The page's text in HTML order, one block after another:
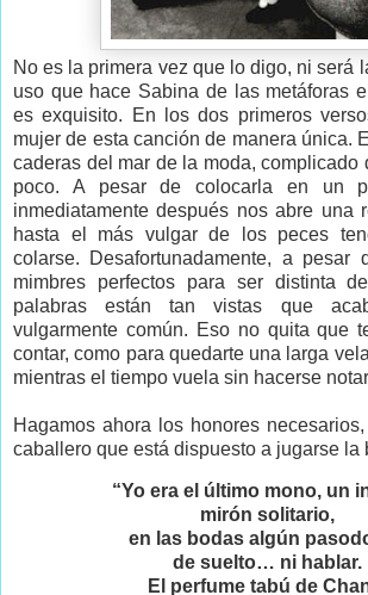
No es la primera vez que lo digo, ni será
uso que hace Sabina de las metáforas
es exquisito. En los dos primeros
mujer de esta canción de manera única.
caderas del mar de la moda, complicado
poco. A pesar de colocarla en un
inmediatamente después nos abre una
hasta el más vulgar de los peces
colarse. Desafortunadamente, a pesar
mimbres perfectos para ser distinta
palabras están tan vistas que
vulgarmente común. Eso no quita que
contar, como para quedarte una larga
mientras el tiempo vuela sin hacerse
Hagamos ahora los honores
caballero que está dispuesto a jugarse la
“Yo era el último mono, un
mirón solitario,
en las bodas algún
de suelto… ni hablar.
El perfume tabú de